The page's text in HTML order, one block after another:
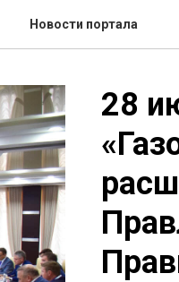
Новости портала
28